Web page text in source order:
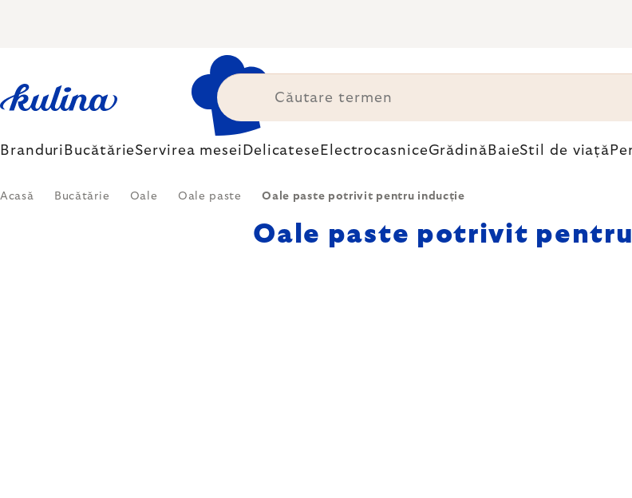
Branduri BucătărieServirea mesei Delicatese ElectrocasniceGrădină BaieStil de viață
Acasă Bucătărie Oale Oale paste Oale paste potrivit pentru inducție
Oale paste potrivit